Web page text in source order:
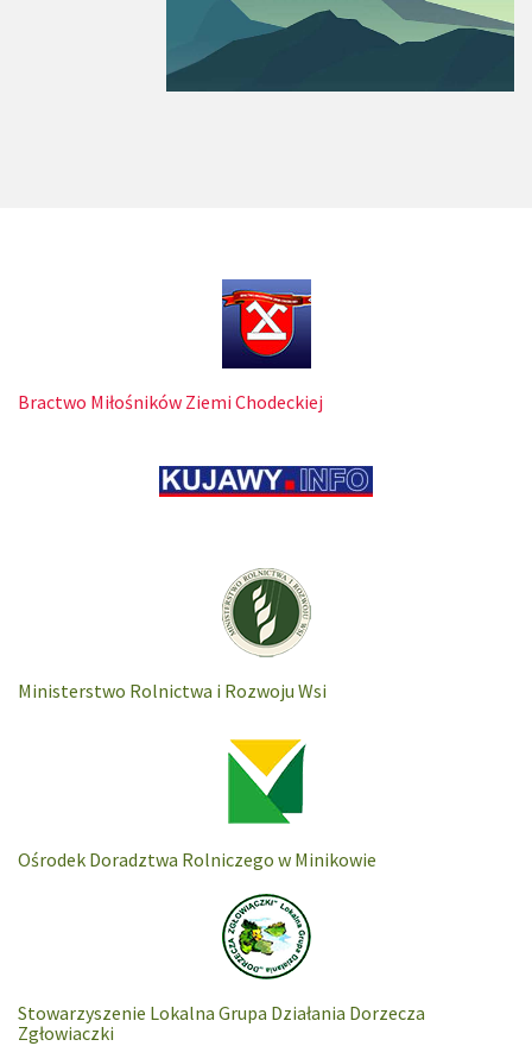
Bractwo Miłośników Ziemi Chodeckiej
Ministerstwo Rolnictwa i Rozwoju Wsi
Ośrodek Doradztwa Rolniczego w Minikowie
Stowarzyszenie Lokalna Grupa Działania Dorzecza
Zgłowiaczki